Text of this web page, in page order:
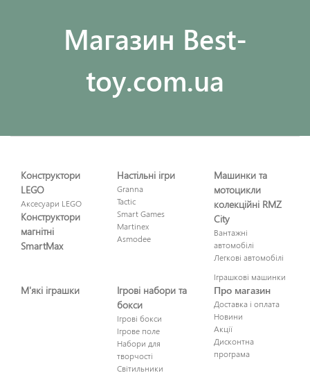
Maгазин Best-
toy.com.ua
Конструктори
LEGO
Аксесуари LEGO
Конструктори
магнітні
SmartMax
Настільні ігри
Granna
Tactic
Smart Games
Martinex
Asmodee
Машинки та
мотоцикли
колекційні RMZ
City
Вантажні
автомобілі
Легкові автомобілі
Іграшкові машинки
М'які іграшки
Ігрові набори та
бокси
Ігрові бокси
Ігрове поле
Набори для
творчості
Світильники
Про магазин
Доставка і оплата
Новини
Акції
Дисконтна
програма